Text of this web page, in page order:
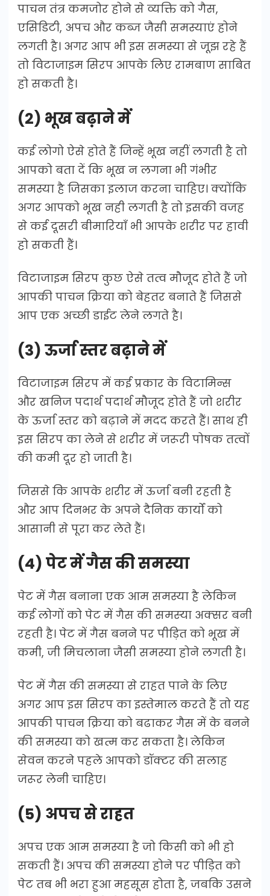
पाचन तंत्र कमजोर होने से व्यक्ति को गैस,
एसिडिटी, अपच और कब्ज जैसी समस्याएं होने
लगती है। अगर आप भी इस समस्या से जूझ रहे हैं
तो विटाजाइम सिरप आपके लिए रामबाण साबित
हो सकती है।
(2) भूख बढ़ाने में
कई लोगो ऐसे होते हैं जिन्हें भूख नहीं लगती है तो
आपको बता दें कि भूख न लगना भी गंभीर
समस्या है जिसका इलाज करना चाहिए। क्योंकि
अगर आपको भूख नही लगती है तो इसकी वजह
से कई दूसरी बीमारियाँ भी आपके शरीर पर हावी
हो सकती हैं।
विटाजाइम सिरप कुछ ऐसे तत्व मौजूद होते हैं जो
आपकी पाचन क्रिया को बेहतर बनाते हैं जिससे
आप एक अच्छी डाईट लेने लगते है।
(3) ऊर्जा स्तर बढ़ाने में
विटाजाइम सिरप में कई प्रकार के विटामिन्स
और खनिज पदार्थ पदार्थ मौजूद होते हैं जो शरीर
के ऊर्जा स्तर को बढ़ाने में मदद करते हैं। साथ ही
इस सिरप का लेने से शरीर में जरूरी पोषक तत्वों
की कमी दूर हो जाती है।
जिससे कि आपके शरीर में ऊर्जा बनी रहती है
और आप दिनभर के अपने दैनिक कार्यों को
आसानी से पूरा कर लेते हैं।
(4) पेट में गैस की समस्या
पेट में गैस बनाना एक आम समस्या है लेकिन
कई लोगों को पेट में गैस की समस्‍या अक्‍सर बनी
रहती है। पेट में गैस बनने पर पीड़ित को भूख में
कमी, जी मिचलाना जैसी समस्या होने लगती है।
पेट में गैस की समस्या से राहत पाने के लिए
अगर आप इस सिरप का इस्तेमाल करते हैं तो यह
आपकी पाचन क्रिया को बढाकर गैस में के बनने
की समस्या को खत्म कर सकता है। लेकिन
सेवन करने पहले आपको डॉक्टर की सलाह
जरूर लेनी चाहिए।
(5) अपच से राहत
अपच एक आम समस्या है जो किसी को भी हो
सकती हैं। अपच की समस्या होने पर पीड़ित को
पेट तब भी भरा हुआ महसूस होता है, जबकि उसने